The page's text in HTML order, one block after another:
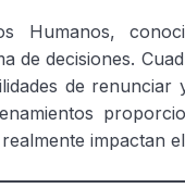
Humanos,
de decisiones.
de
impactan